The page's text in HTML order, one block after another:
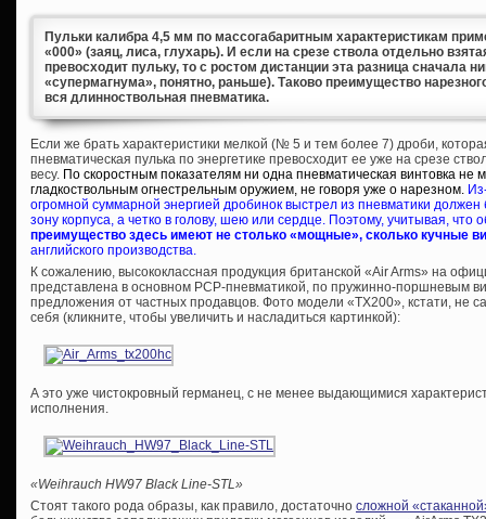
Пульки калибра 4,5 мм по массогабаритным характеристикам
«000» (заяц, лиса, глухарь). И если на срезе ствола отдельно
превосходит пульку, то с ростом дистанции эта разница сначала
«супермагнума», понятно, раньше). Таково преимущество
вся длинноствольная пневматика.
Если же брать характеристики мелкой (№ 5 и тем более 7) дроби,
пневматическая пулька по энергетике превосходит ее уже на срезе
весу. По скоростным показателям ни одна пневматическая винтовка не
гладкоствольным огнестрельным оружием, не говоря уже о нарезном.
огромной суммарной энергией дробинок выстрел из пневматики
зону корпуса, а четко в голову, шею или сердце. Поэтому, учитывая, что
преимущество здесь имеют не столько «мощные», сколько кучные
английского производства.
К сожалению, высококлассная продукция британской «Air Arms» на
представлена в основном PCP-пневматикой, по пружинно-поршневым
предложения от частных продавцов. Фото модели «TX200», кстати, не
себя (кликните, чтобы увеличить и насладиться картинкой):
А это уже чистокровный германец, с не менее выдающимися
исполнения.
«Weihrauch HW97 Black Line-STL»
Стоят такого рода образы, как правило, достаточно сложной